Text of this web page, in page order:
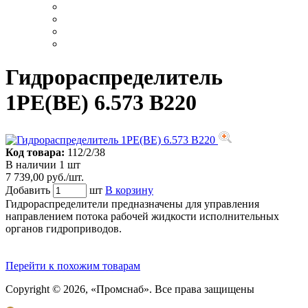
Гидрораспределитель
1РЕ(ВЕ) 6.573 В220
Код товара: 112/2/38
В наличии 1 шт
7 739,00 руб./шт.
Добавить
шт В корзину
Гидрораспределители предназначены для управления
направлением потока рабочей жидкости исполнительных
органов гидроприводов.
Перейти к похожим товарам
Copyright © 2026, «Промснаб». Все права защищены